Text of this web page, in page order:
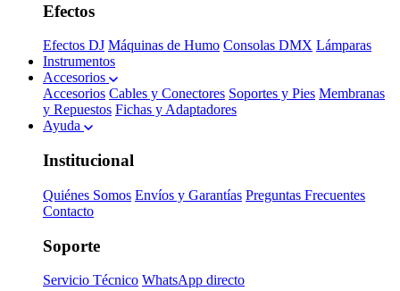
Efectos
Efectos DJ Máquinas de Humo Consolas DMX Lámparas
Instrumentos
Accesorios
Accesorios Cables y Conectores Soportes y Pies Membranas
y Repuestos Fichas y Adaptadores
Ayuda
Institucional
Quiénes Somos Envíos y Garantías Preguntas Frecuentes
Contacto
Soporte
Servicio Técnico WhatsApp directo